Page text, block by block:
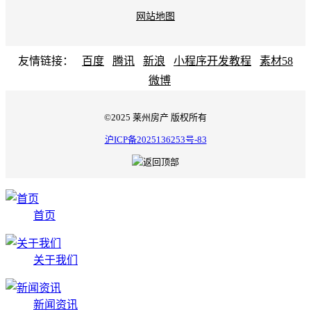
网站地图
友情链接： 百度 腾讯 新浪 小程序开发教程
素材58
微博
©2025 莱州房产 版权所有
沪ICP备2025136253号-83
首页
关于我们
新闻资讯